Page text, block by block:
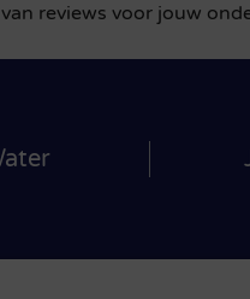
reviews voor jouw